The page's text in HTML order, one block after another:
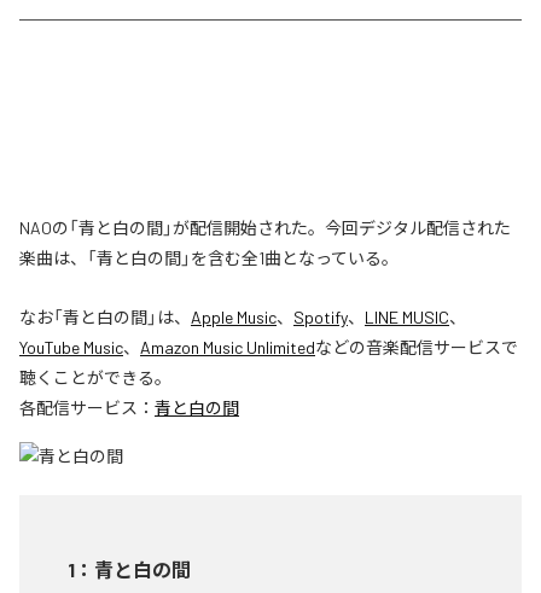
NAOの「青と白の間」が配信開始された。今回デジタル配信された
楽曲は、「青と白の間」を含む全1曲となっている。
なお「青と白の間」は、 Apple Music、 Spotify、 LINE MUSIC、
YouTube Music、 Amazon Music Unlimitedなどの音楽配信サービスで
聴くことができる。
各配信サービス： 青と白の間
1 ： 青と白の間